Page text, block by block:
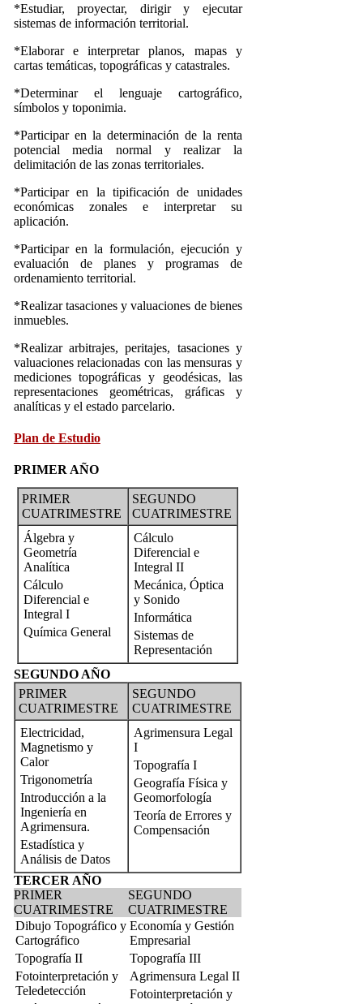
*Estudiar, proyectar, dirigir y ejecutar
sistemas de información territorial.
*Elaborar e interpretar planos, mapas y
cartas temáticas, topográficas y catastrales.
*Determinar el lenguaje cartográfico,
símbolos y toponimia.
*Participar en la determinación de la renta
potencial media normal y realizar la
delimitación de las zonas territoriales.
*Participar en la tipificación de unidades
económicas zonales e interpretar su
aplicación.
*Participar en la formulación, ejecución y
evaluación de planes y programas de
ordenamiento territorial.
*Realizar tasaciones y valuaciones de bienes
inmuebles.
*Realizar arbitrajes, peritajes, tasaciones y
valuaciones relacionadas con las mensuras y
mediciones topográficas y geodésicas, las
representaciones geométricas, gráficas y
analíticas y el estado parcelario.
Plan de Estudio
PRIMER AÑO
PRIMER
CUATRIMESTRE
SEGUNDO
CUATRIMESTRE
Álgebra y
Geometría
Analítica
Cálculo
Diferencial e
Integral I
Química General
Cálculo
Diferencial e
Integral II
Mecánica, Óptica
y Sonido
Informática
Sistemas de
Representación
SEGUNDO AÑO
PRIMER
CUATRIMESTRE
SEGUNDO
CUATRIMESTRE
Electricidad,
Magnetismo y
Calor
Trigonometría
Introducción a la
Ingeniería en
Agrimensura.
Estadística y
Análisis de Datos
Agrimensura Legal
I
Topografía I
Geografía Física y
Geomorfología
Teoría de Errores y
Compensación
TERCER AÑO
PRIMER
CUATRIMESTRE
SEGUNDO
CUATRIMESTRE
Dibujo Topográfico y
Cartográfico
Topografía II
Fotointerpretación y
Teledetección
Economía y Gestión
Empresarial
Topografía III
Agrimensura Legal II
Fotointerpretación y